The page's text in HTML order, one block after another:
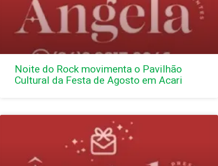
Noite do Rock movimenta o Pavilhão
Cultural da Festa de Agosto em Acari